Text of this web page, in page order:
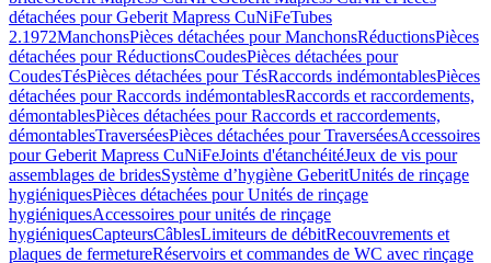
détachées pour Geberit Mapress CuNiFeTubes
2.1972ManchonsPièces détachées pour ManchonsRéductionsPièces
détachées pour RéductionsCoudesPièces détachées pour
CoudesTésPièces détachées pour TésRaccords indémontablesPièces
détachées pour Raccords indémontablesRaccords et raccordements,
démontablesPièces détachées pour Raccords et raccordements,
démontablesTraverséesPièces détachées pour TraverséesAccessoires
pour Geberit Mapress CuNiFeJoints d'étanchéitéJeux de vis pour
assemblages de bridesSystème d’hygiène GeberitUnités de rinçage
hygiéniquesPièces détachées pour Unités de rinçage
hygiéniquesAccessoires pour unités de rinçage
hygiéniquesCapteursCâblesLimiteurs de débitRecouvrements et
plaques de fermetureRéservoirs et commandes de WC avec rinçage